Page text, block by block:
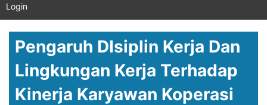
Login
Pengaruh DIsiplin Kerja Dan
Lingkungan Kerja Terhadap
Kinerja Karyawan Koperasi